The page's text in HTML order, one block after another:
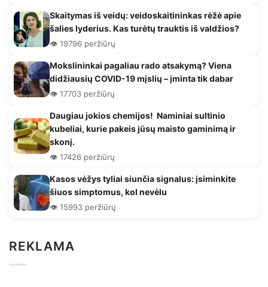
Skaitymas iš veidų: veidoskaitininkas rėžė apie
šalies lyderius. Kas turėtų trauktis iš valdžios?
👁️ 19796 peržiūrų
Mokslininkai pagaliau rado atsakymą? Viena
didžiausių COVID-19 mįslių – įminta tik dabar
👁️ 17703 peržiūrų
Daugiau jokios chemijos! Naminiai sultinio
kubeliai, kurie pakeis jūsų maisto gaminimą ir
skonį.
👁️ 17426 peržiūrų
Kasos vėžys tyliai siunčia signalus: įsiminkite
šiuos simptomus, kol nevėlu
👁️ 15993 peržiūrų
REKLAMA